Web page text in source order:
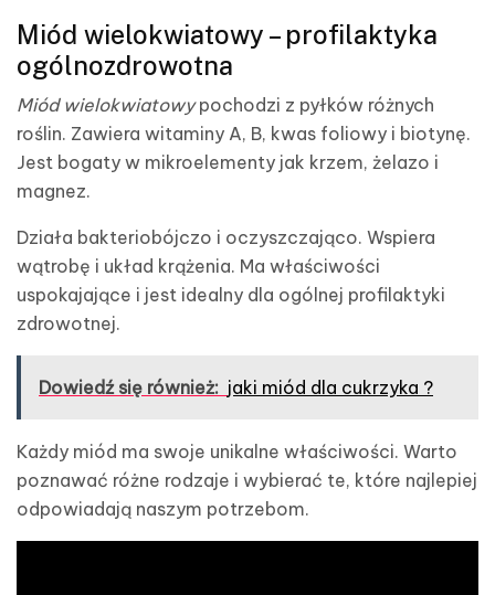
Miód wielokwiatowy – profilaktyka
ogólnozdrowotna
Miód wielokwiatowypochodzi z pyłków różnych
roślin. Zawiera witaminy A, B, kwas foliowy i biotynę.
Jest bogaty w mikroelementy jak krzem, żelazo i
magnez.
Działa bakteriobójczo i oczyszczająco. Wspiera
wątrobę i układ krążenia. Ma właściwości
uspokajające i jest idealny dla ogólnej profilaktyki
zdrowotnej.
Dowiedź się również: jaki miód dla cukrzyka ?
Każdy miód ma swoje unikalne właściwości. Warto
poznawać różne rodzaje i wybierać te, które najlepiej
odpowiadają naszym potrzebom.